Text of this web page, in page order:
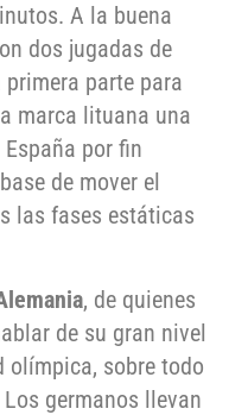
A la buena
dos jugadas de
parte para
marca lituana una
por fin
de mover el
las fases estáticas
, de quienes
de su gran nivel
olímpica, sobre todo
germanos llevan